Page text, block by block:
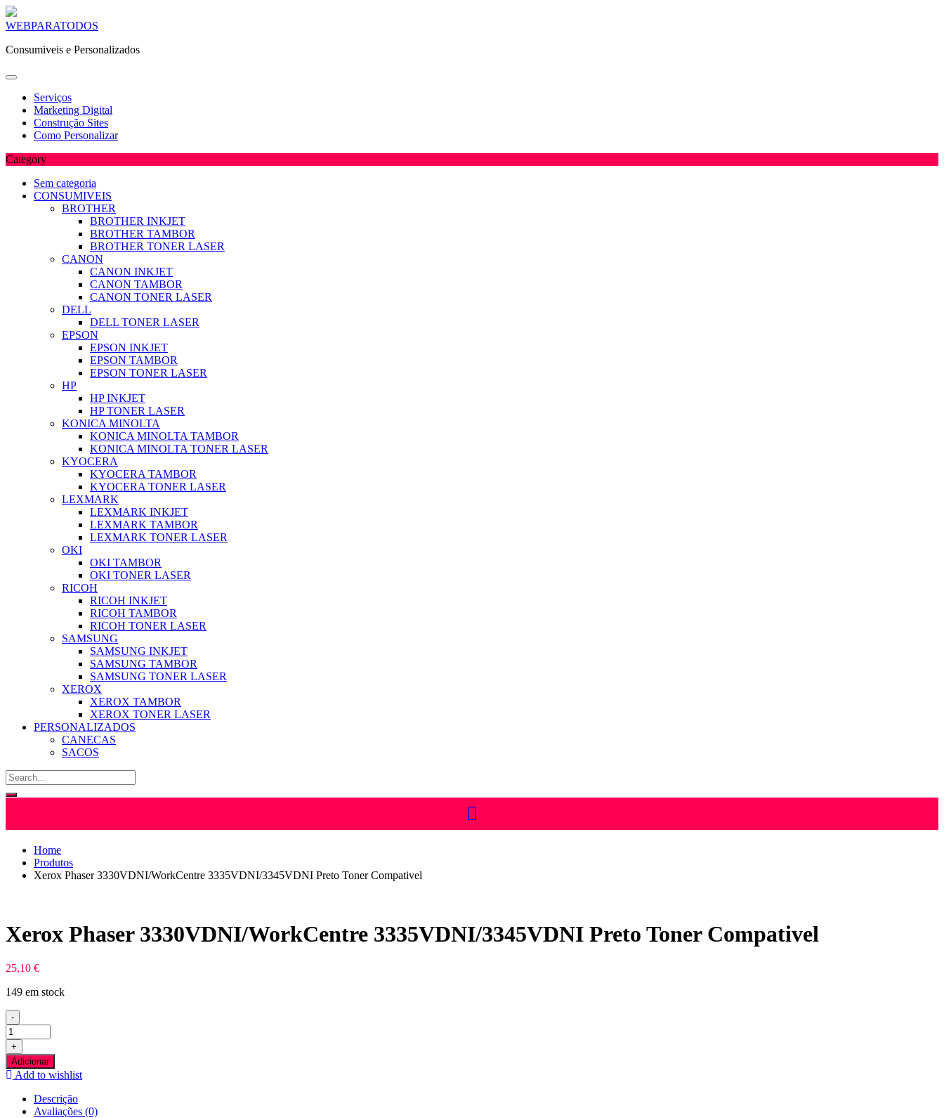
Skip
content
WEBPARATODOS
Consumiveis e Personalizados
Serviços
Marketing Digital
Construção Sites
Como Personalizar
Category
Sem categoria
CONSUMIVEIS
BROTHER
BROTHER INKJET
BROTHER TAMBOR
BROTHER TONER LASER
CANON
CANON INKJET
CANON TAMBOR
CANON TONER LASER
DELL
DELL TONER LASER
EPSON
EPSON INKJET
EPSON TAMBOR
EPSON TONER LASER
HP
HP INKJET
HP TONER LASER
KONICA MINOLTA
KONICA MINOLTA TAMBOR
KONICA MINOLTA TONER LASER
KYOCERA
KYOCERA TAMBOR
KYOCERA TONER LASER
LEXMARK
LEXMARK INKJET
LEXMARK TAMBOR
LEXMARK TONER LASER
OKI
OKI TAMBOR
OKI TONER LASER
RICOH
RICOH INKJET
RICOH TAMBOR
RICOH TONER LASER
SAMSUNG
SAMSUNG INKJET
SAMSUNG TAMBOR
SAMSUNG TONER LASER
XEROX
XEROX TAMBOR
XEROX TONER LASER
PERSONALIZADOS
CANECAS
SACOS
Home
Produtos
Xerox Phaser 3330VDNI/WorkCentre 3335VDNI/3345VDNI Preto Toner Compativel
Xerox Phaser 3330VDNI/WorkCentre 3335VDNI/3345VDNI Preto Toner Compativel
25,10 €
149 em stock
-
Quantidade
de
Xerox
Phaser
3330VDNI/WorkCentre
3335VDNI/3345VDNI
+
Adicionar
Add to wishlist
Descrição
Avaliações (0)